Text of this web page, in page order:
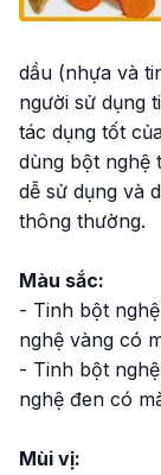
dầu (nhựa và
người sử dụng
tác dụng tốt
dùng bột nghệ
dễ sử dụng và
thông thường.
Màu sắc:
- Tinh bột
nghệ vàng có
- Tinh bột
nghệ đen có
Mùi vị: